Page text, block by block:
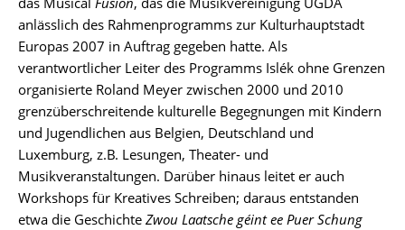
anlässlich des Rahmenprogramms zur Kulturhauptstadt
Europas 2007 in Auftrag gegeben hatte. Als
verantwortlicher Leiter des Programms Islék ohne Grenzen
organisierte Roland Meyer zwischen 2000 und 2010
grenzüberschreitende kulturelle Begegnungen mit Kindern
und Jugendlichen aus Belgien, Deutschland und
Luxemburg, z.B. Lesungen, Theater- und
Musikveranstaltungen. Darüber hinaus leitet er auch
Workshops für Kreatives Schreiben; daraus entstanden
etwa die Geschichte Zwou Laatsche géint ee Puer Schung